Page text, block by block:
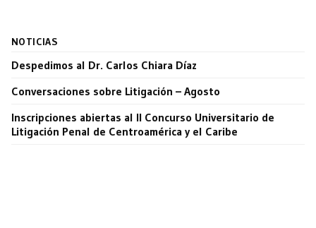
NOTICIAS
Despedimos al Dr. Carlos Chiara Díaz
Conversaciones sobre Litigación – Agosto
Inscripciones abiertas al II Concurso Universitario de
Litigación Penal de Centroamérica y el Caribe